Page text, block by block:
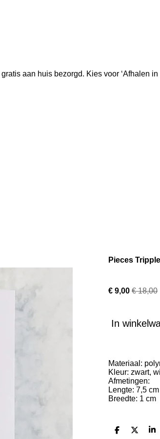
aan huis bezorgd. Kies voor ‘Afhalen in
Pieces
€ 9,00 € 18,00
In
Materiaal:
Kleur: zwart,
Afmetingen:
Lengte: 7,5 cm
Breedte: 1 cm
D
D
S